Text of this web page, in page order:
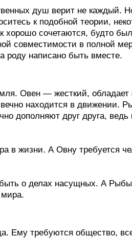
душ верит не каждый.
к подобной теории,
хорошо сочетаются, будто
совместимости в полной
роду написано быть вместе.
Овен — жесткий, обладает
находится в движении.
дополняют друг друга,
в жизни. А Овну требуется
о делах насущных. А Рыбы
Ему требуются общество,